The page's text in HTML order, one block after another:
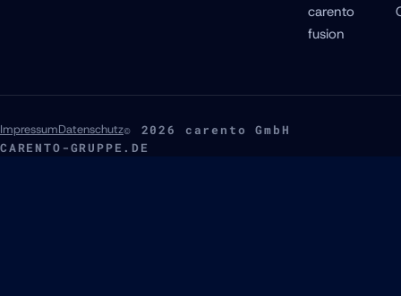
carento
fusion
ImpressumDatenschutz© 2026 carento GmbH
CARENTO-GRUPPE.DE